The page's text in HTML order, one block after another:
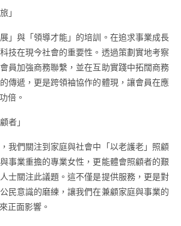
」
」與「領導才能」的培訓。在追求事業成長
技在現今社會的重要性。透過策劃實地考察
員加強商務聯繫，並在互助實踐中拓闊商務
傳遞，更是跨領袖協作的體現，讓會員在應
倍。
者」
我們關注到家庭與社會中「以老護老」照顧
事業重擔的專業女性，更能體會照顧者的艱
士關注此議題。這不僅是提供服務，更是對
民意識的磨練，讓我們在兼顧家庭與事業的
正面影響。